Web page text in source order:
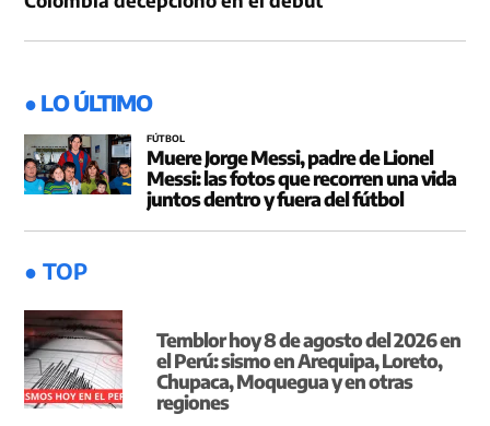
● LO ÚLTIMO
FÚTBOL
Muere Jorge Messi, padre de Lionel
Messi: las fotos que recorren una vida
juntos dentro y fuera del fútbol
● TOP
Temblor hoy 8 de agosto del 2026 en
el Perú: sismo en Arequipa, Loreto,
Chupaca, Moquegua y en otras
regiones